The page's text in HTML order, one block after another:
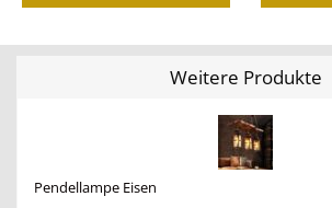
Weitere Produkte
Pendellampe Eisen